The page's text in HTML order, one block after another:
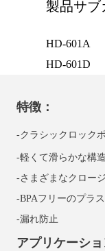
製品サブ
HD-601A
HD-601D
特徴：
-クラシックロック
-軽くて滑らかな構
-さまざまなクロー
-BPAフリーのプラ
-漏れ防止
アプリケーシ